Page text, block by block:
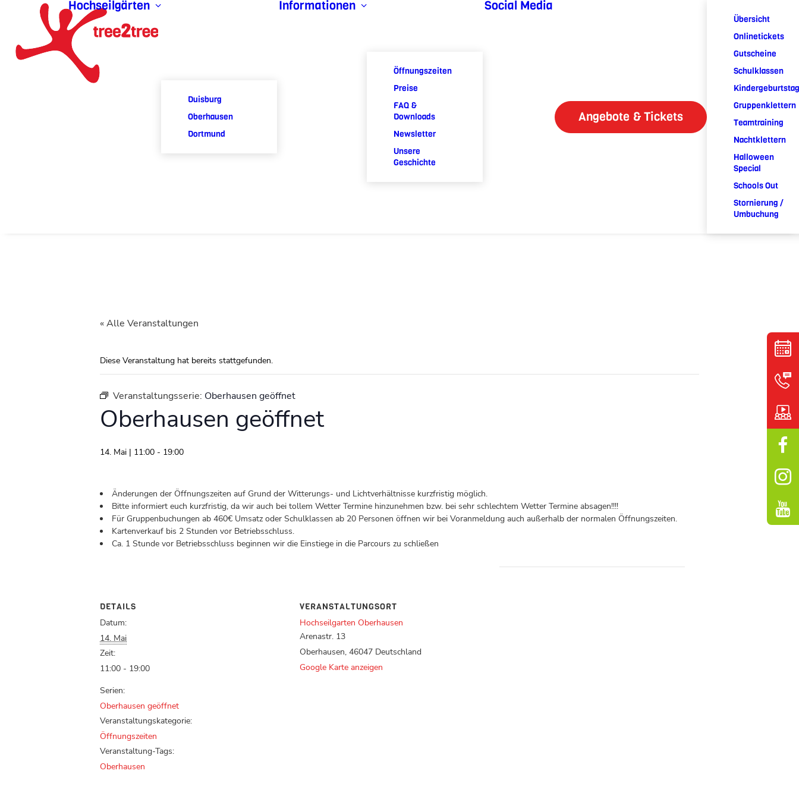
Hochseilgärten
Duisburg
Oberhausen
Dortmund
Informationen
Öffnungszeiten
Preise
FAQ &
Downloads
Newsletter
Unsere
Geschichte
Social Media
Angebote & Tickets
Übersicht
Onlinetickets
Gutscheine
Schulklassen
Kindergeburtstag
Gruppenklettern
Teamtraining
Nachtklettern
Halloween
Special
Schools Out
Stornierung /
Umbuchung
« Alle Veranstaltungen
Diese Veranstaltung hat bereits stattgefunden.
Veranstaltungsserie: Oberhausen geöffnet
Oberhausen geöffnet
14. Mai | 11:00 - 19:00
Änderungen der Öffnungszeiten auf Grund der Witterungs- und Lichtverhältnisse kurzfristig möglich.
Bitte informiert euch kurzfristig, da wir auch bei tollem Wetter Termine hinzunehmen bzw. bei sehr schlechtem Wetter Termine absagen!!!!
Für Gruppenbuchungen ab 460€ Umsatz oder Schulklassen ab 20 Personen öffnen wir bei Voranmeldung auch außerhalb der normalen Öffnungszeiten.
Kartenverkauf bis 2 Stunden vor Betriebsschluss.
Ca. 1 Stunde vor Betriebsschluss beginnen wir die Einstiege in die Parcours zu schließen
DETAILS
Datum:
14. Mai
Zeit:
11:00 - 19:00
Serien:
Oberhausen geöffnet
Veranstaltungskategorie:
Öffnungszeiten
Veranstaltung-Tags:
Oberhausen
VERANSTALTUNGSORT
Hochseilgarten Oberhausen
Arenastr. 13
Oberhausen, 46047 Deutschland
Google Karte anzeigen